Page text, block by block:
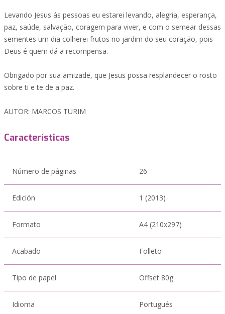
Levando Jesus ás pessoas eu estarei levando, alegria, esperança,
paz, saúde, salvação, coragem para viver, e com o semear dessas
sementes um dia colherei frutos no jardim do seu coração, pois
Deus é quem dá a recompensa.
Obrigado por sua amizade, que Jesus possa resplandecer o rosto
sobre ti e te de a paz.
AUTOR: MARCOS TURIM
Características
Número de páginas 26
Edición 1 (2013)
Formato A4 (210x297)
Acabado Folleto
Tipo de papel Offset 80g
Idioma Portugués